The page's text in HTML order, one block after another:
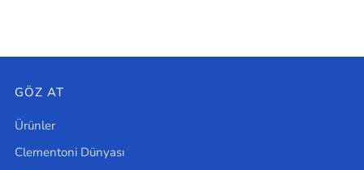
GÖZ AT
Ürünler
Clementoni Dünyası